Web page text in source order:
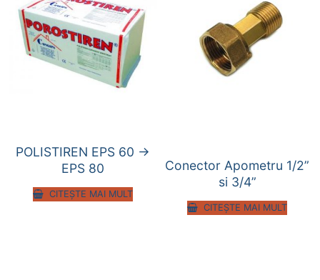
POLISTIREN EPS 60 ->
EPS 80
CITEȘTE MAI MULT
Conector Apometru 1/2”
si 3/4”
CITEȘTE MAI MULT